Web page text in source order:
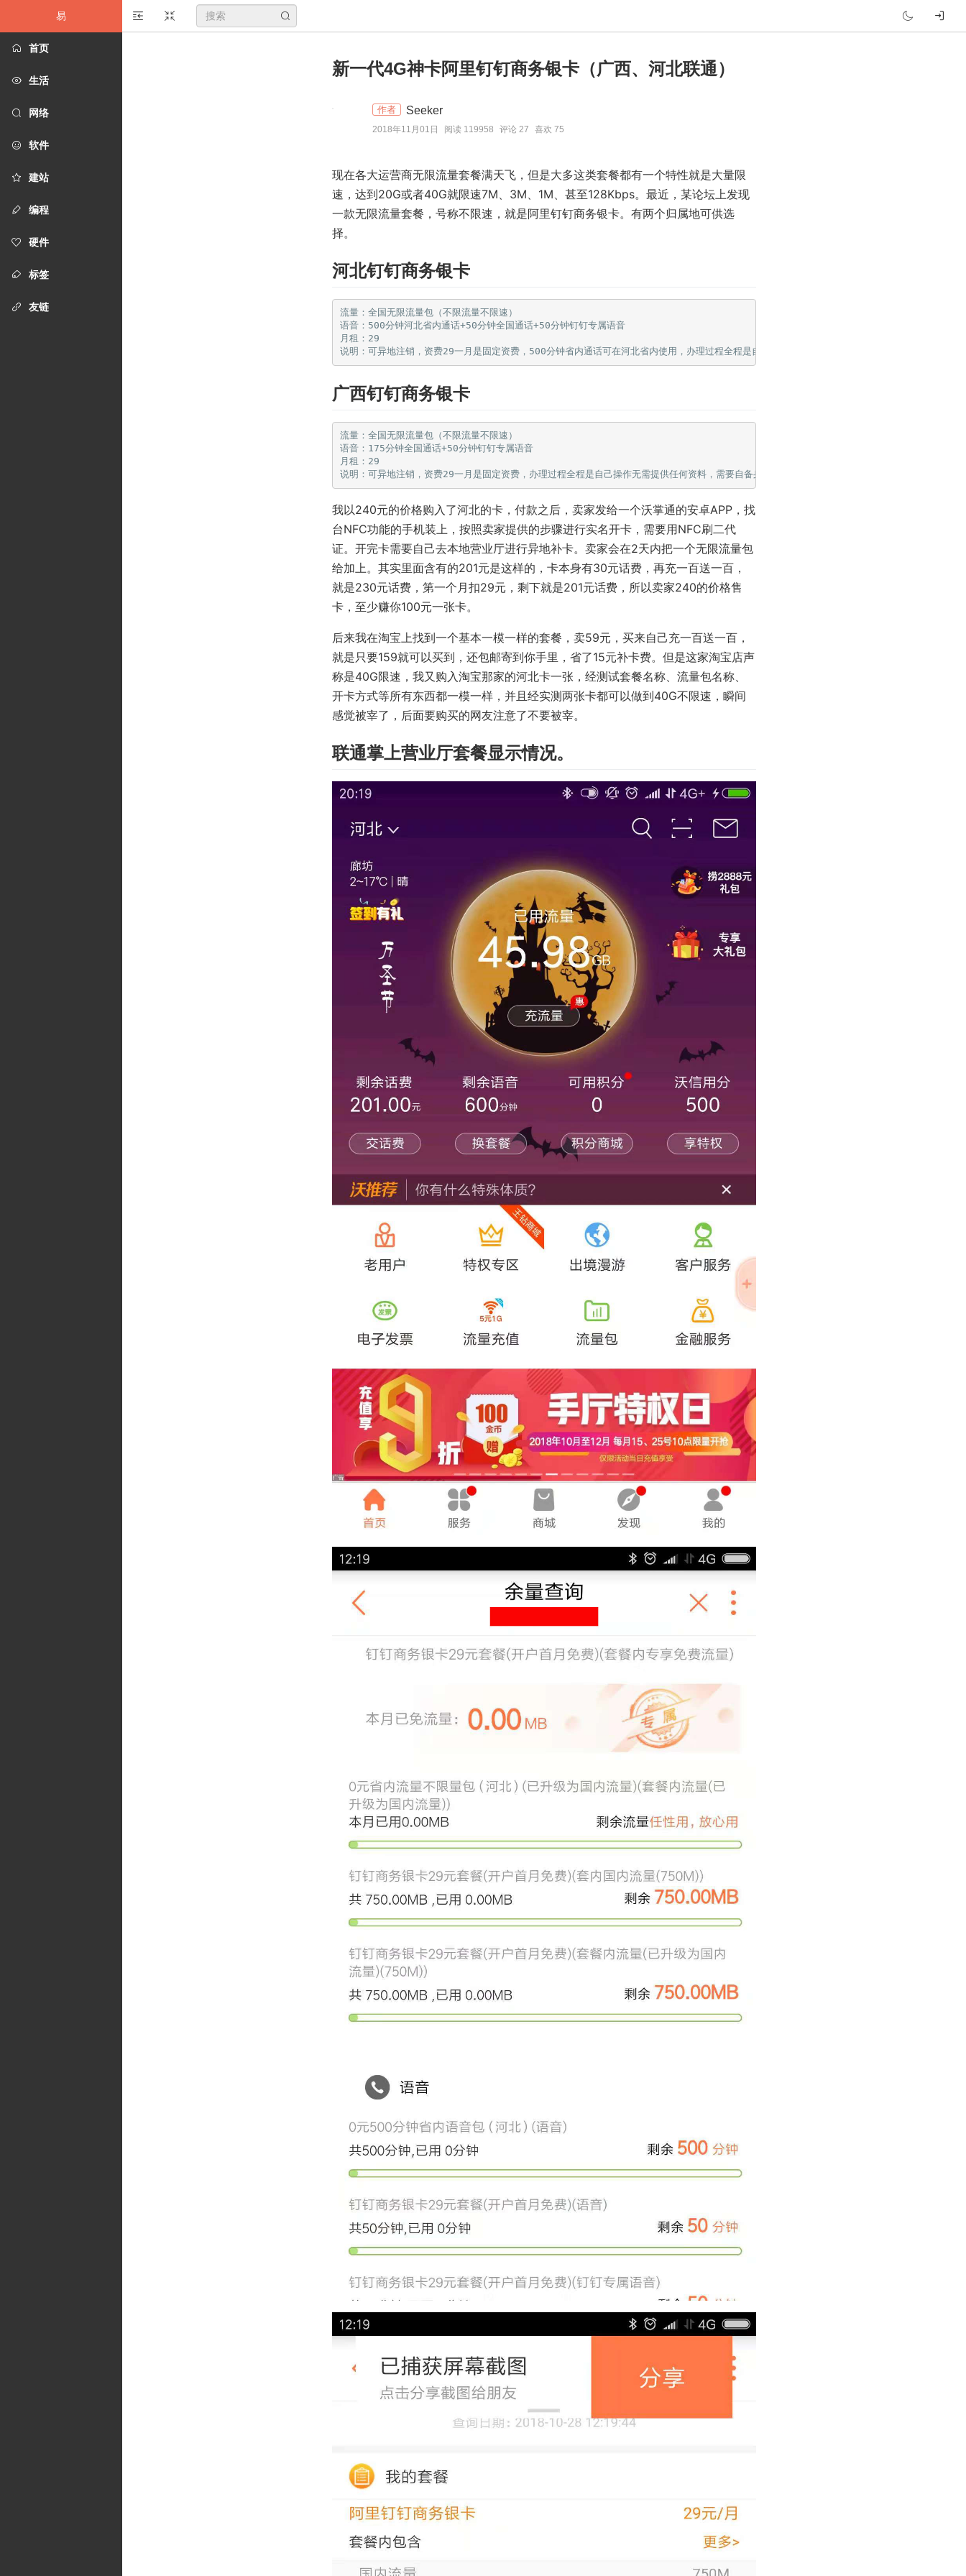
易
首页
生活
网络
软件
建站
编程
硬件
标签
友链
新一代4G神卡阿里钉钉商务银卡（广西、河北联通）
作者 Seeker
2018年11月01日 阅读 119958 评论 27 喜欢 75
现在各大运营商无限流量套餐满天飞，但是大多这类套餐都有一个特性就是大量限
速，达到20G或者40G就限速7M、3M、1M、甚至128Kbps。最近，某论坛上发现
一款无限流量套餐，号称不限速，就是阿里钉钉商务银卡。有两个归属地可供选
择。
河北钉钉商务银卡
流量：全国无限流量包（不限流量不限速）
语音：500分钟河北省内通话+50分钟全国通话+50分钟钉钉专属语音
月租：29
广西钉钉商务银卡
流量：全国无限流量包（不限流量不限速）
语音：175分钟全国通话+50分钟钉钉专属语音
月租：29
我以240元的价格购入了河北的卡，付款之后，卖家发给一个沃掌通的安卓APP，找
台NFC功能的手机装上，按照卖家提供的步骤进行实名开卡，需要用NFC刷二代
证。开完卡需要自己去本地营业厅进行异地补卡。卖家会在2天内把一个无限流量包
给加上。其实里面含有的201元是这样的，卡本身有30元话费，再充一百送一百，
就是230元话费，第一个月扣29元，剩下就是201元话费，所以卖家240的价格售
卡，至少赚你100元一张卡。
后来我在淘宝上找到一个基本一模一样的套餐，卖59元，买来自己充一百送一百，
就是只要159就可以买到，还包邮寄到你手里，省了15元补卡费。但是这家淘宝店声
称是40G限速，我又购入淘宝那家的河北卡一张，经测试套餐名称、流量包名称、
开卡方式等所有东西都一模一样，并且经实测两张卡都可以做到40G不限速，瞬间
感觉被宰了，后面要购买的网友注意了不要被宰。
联通掌上营业厅套餐显示情况。